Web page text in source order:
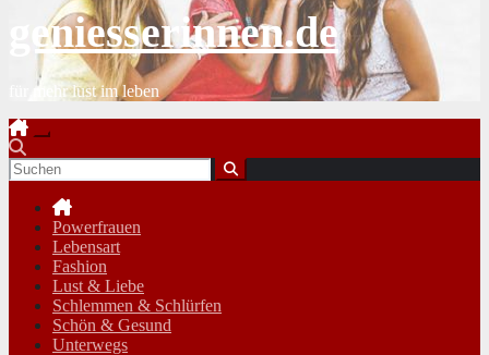
geniesserinnen.de
für mehr lust im leben
Powerfrauen
Lebensart
Fashion
Lust & Liebe
Schlemmen & Schlürfen
Schön & Gesund
Unterwegs